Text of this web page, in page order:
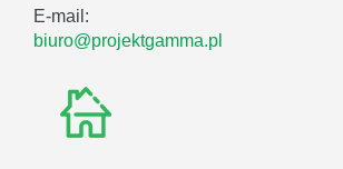
E-mail:
biuro@projektgamma.pl